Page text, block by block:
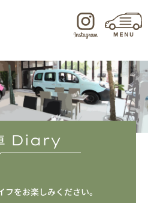
Diary
をお楽しみください。